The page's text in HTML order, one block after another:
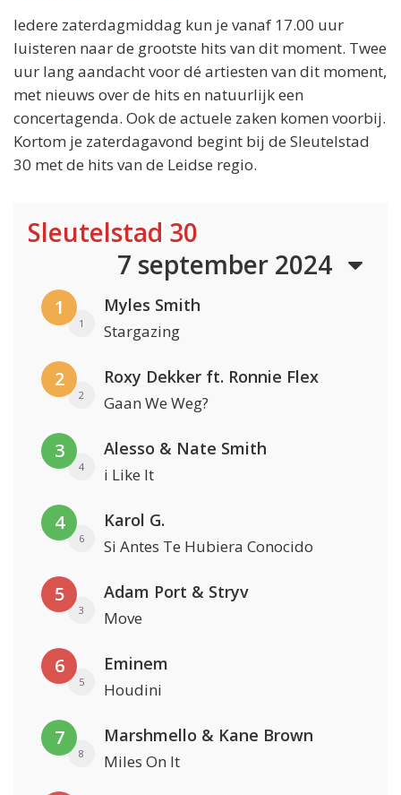
Iedere zaterdagmiddag kun je vanaf 17.00 uur
luisteren naar de grootste hits van dit moment. Twee
uur lang aandacht voor dé artiesten van dit moment,
met nieuws over de hits en natuurlijk een
concertagenda. Ook de actuele zaken komen voorbij.
Kortom je zaterdagavond begint bij de Sleutelstad
30 met de hits van de Leidse regio.
Sleutelstad 30
7 september 2024
1
1
Myles Smith
Stargazing
2
2
Roxy Dekker ft. Ronnie Flex
Gaan We Weg?
3
4
Alesso & Nate Smith
i Like It
4
6
Karol G.
Si Antes Te Hubiera Conocido
5
3
Adam Port & Stryv
Move
6
5
Eminem
Houdini
7
8
Marshmello & Kane Brown
Miles On It